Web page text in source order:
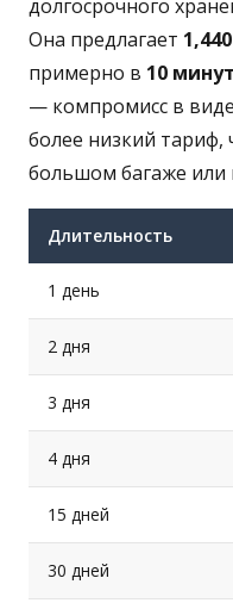
долгосрочного
Она предлагает
примерно в 10
— компромисс в
более низкий тариф,
большом багаже или
Длительность
1 день
2 дня
3 дня
4 дня
15 дней
30 дней